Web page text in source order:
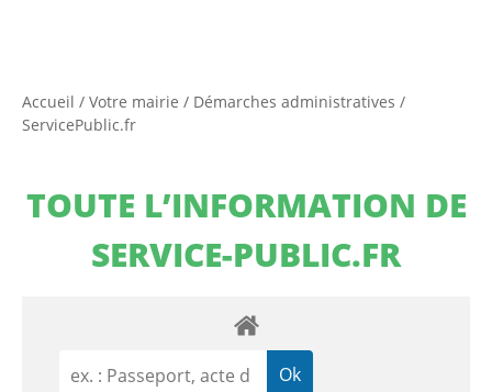
Accueil / Votre mairie / Démarches administratives /
ServicePublic.fr
TOUTE L’INFORMATION DE
SERVICE-PUBLIC.FR